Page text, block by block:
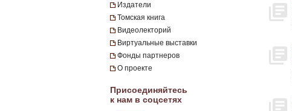
Издатели
Томская книга
Видеолекторий
Виртуальные выставки
Фонды партнеров
О проекте
Присоединяйтесь
к нам в соцсетях